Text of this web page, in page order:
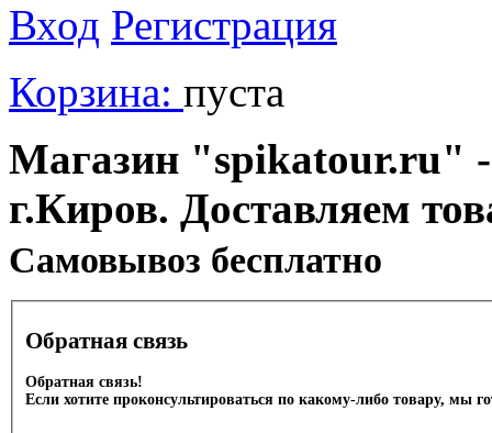
Вход Регистрация
Корзина: пуста
Магазин "spikatour.ru" -
г.Киров. Доставляем
Cамовывоз бесплатно
Обратная связь
Обратная связь!
Если хотите проконсультироваться по какому-либо товару, мы